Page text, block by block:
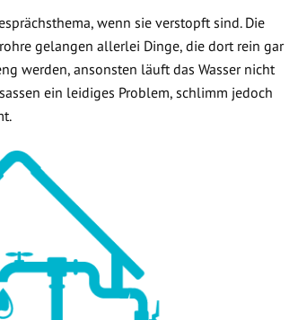
wenn sie verstopft sind. Die
gelangen allerlei Dinge, die dort rein gar
werden, ansonsten läuft das Wasser nicht
ein leidiges Problem, schlimm jedoch